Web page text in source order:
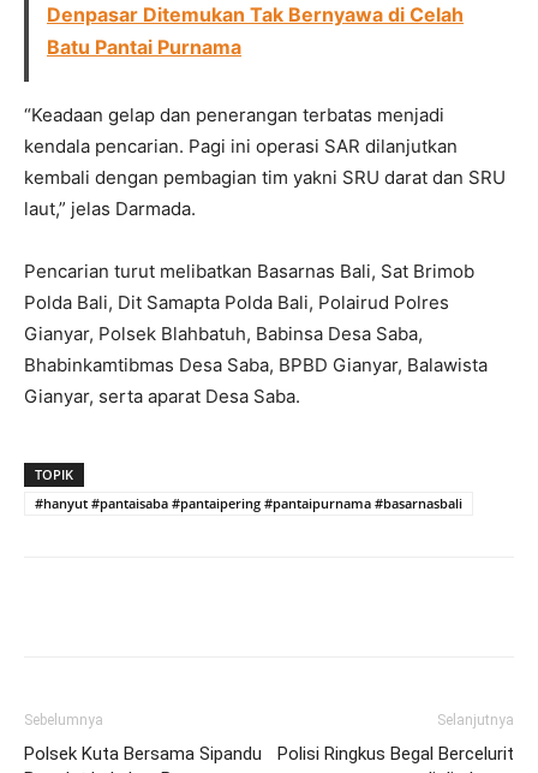
Denpasar Ditemukan Tak Bernyawa di Celah
Batu Pantai Purnama
“Keadaan gelap dan penerangan terbatas menjadi
kendala pencarian. Pagi ini operasi SAR dilanjutkan
kembali dengan pembagian tim yakni SRU darat dan SRU
laut,” jelas Darmada.
Pencarian turut melibatkan Basarnas Bali, Sat Brimob
Polda Bali, Dit Samapta Polda Bali, Polairud Polres
Gianyar, Polsek Blahbatuh, Babinsa Desa Saba,
Bhabinkamtibmas Desa Saba, BPBD Gianyar, Balawista
Gianyar, serta aparat Desa Saba.
TOPIK
#hanyut #pantaisaba #pantaipering #pantaipurnama #basarnasbali
Sebelumnya
Polsek Kuta Bersama Sipandu
Selanjutnya
Polisi Ringkus Begal Bercelurit